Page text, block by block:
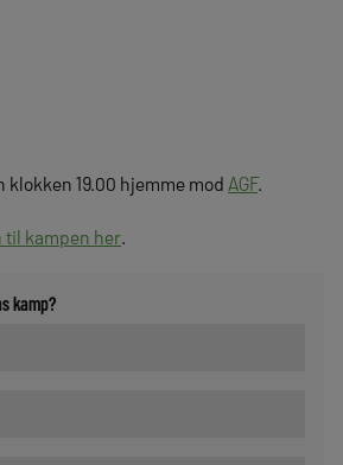
19.00 hjemme mod AGF.
til kampen her.
kamp?